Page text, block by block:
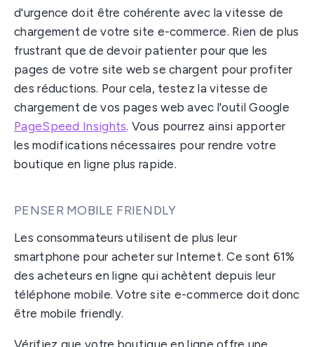
d'urgence doit être cohérente avec la vitesse de
chargement de votre site e-commerce. Rien de plus
frustrant que de devoir patienter pour que les
pages de votre site web se chargent pour profiter
des réductions. Pour cela, testez la vitesse de
chargement de vos pages web avec l'outil Google
PageSpeed Insights. Vous pourrez ainsi apporter
les modifications nécessaires pour rendre votre
boutique en ligne plus rapide.
PENSER MOBILE FRIENDLY
Les consommateurs utilisent de plus leur
smartphone pour acheter sur Internet. Ce sont 61%
des acheteurs en ligne qui achètent depuis leur
téléphone mobile. Votre site e-commerce doit donc
être mobile friendly.